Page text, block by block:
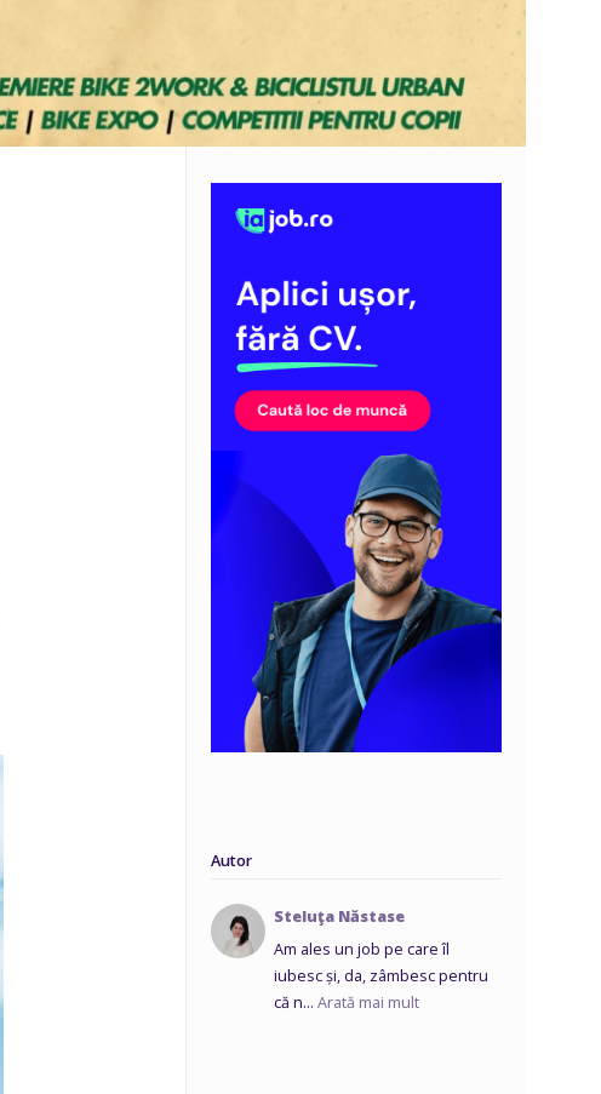
Autor
Steluţa Năstase
Am ales un job pe care îl
iubesc și, da, zâmbesc pentru
că n...Arată mai mult